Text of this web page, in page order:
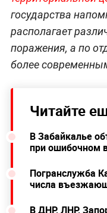
государства
располагает
поражения, а по
более
Читайте
В Забайкалье
при ошибочном
Погранслужба
числа
В ДНР, ЛНР,